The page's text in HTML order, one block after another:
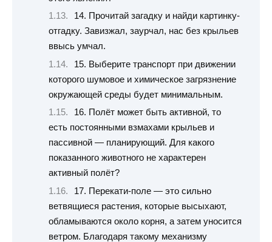
14. Прочитай загадку и найди картинку-
отгадку. Завизжал, заурчал, нас без крыльев
ввысь умчал.
15. Выберите транспорт при движении
которого шумовое и химическое загрязнение
окружающей среды будет минимальным.
16. Полёт может быть активной, то
есть постоянными взмахами крыльев и
пассивной — планирующий. Для какого
показанного животного не характерен
активный полёт?
17. Перекати-поле — это сильно
ветвящиеся растения, которые высыхают,
обламываются около корня, а затем уносится
ветром. Благодаря такому механизму